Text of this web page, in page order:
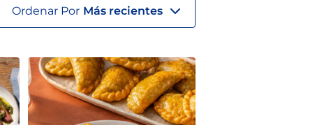
Ordenar Por Más recientes